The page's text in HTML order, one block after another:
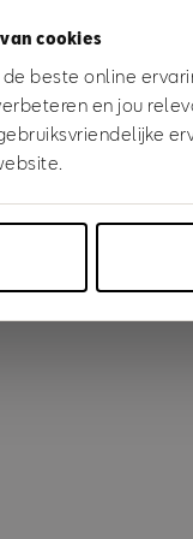
cookies
beste online
en jou
went wrong.